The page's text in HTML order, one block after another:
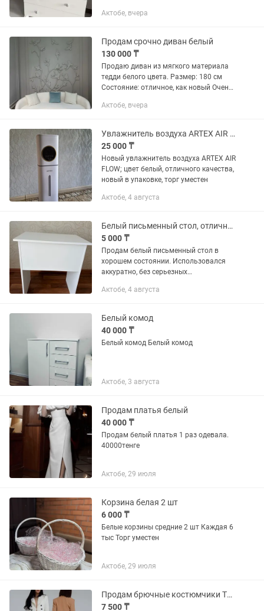
для легкого перемещения. ✔️ Подойдет
Актобе, вчера
Продам срочно диван белый
130 000 ₸
Продаю диван из мягкого материала
тедди белого цвета. Размер: 180 см
Состояние: отличное, как новый Очень
раскладываетсят Идеально подойдет
Актобе, вчера
Увлажнитель воздуха ARTEX AIR FLOW белый
25 000 ₸
Новый увлажнитель воздуха ARTEX AIR
FLOW; цвет белый, отличного качества,
новый в упаковке, торг уместен
Актобе, 4 августа
Белый письменный стол, отличное состояние
5 000 ₸
Продам белый письменный стол в
хорошем состоянии. Использовался
аккуратно, без серьезных
учебы или домашнего офиса.
впишется в любой...
Актобе, 4 августа
Белый комод
40 000 ₸
Белый комод Белый комод
Актобе, 3 августа
Продам платья белый
40 000 ₸
Продам белый платья 1 раз одевала.
40000тенге
Актобе, 29 июля
Корзина белая 2 шт
6 000 ₸
Белые корзины средние 2 шт Каждая 6
тыс Торг уместен
Актобе, 29 июля
Продам брючные костюмчики Турция, в белом и бежевом цвете.
7 500 ₸